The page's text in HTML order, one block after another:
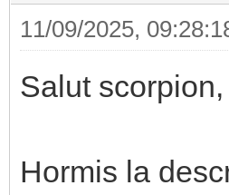
11/09/2025,
Salut scorpion,
Hormis la